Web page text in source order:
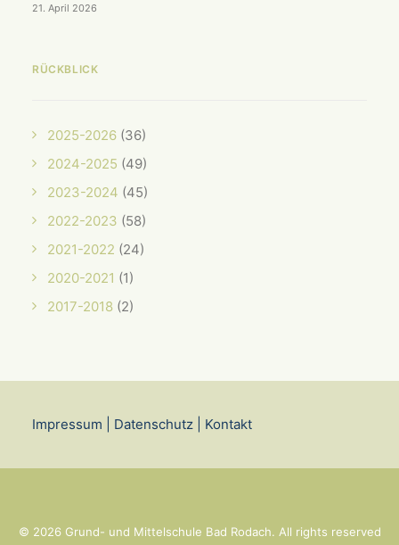
21. April 2026
RÜCKBLICK
2025-2026 (36)
2024-2025 (49)
2023-2024 (45)
2022-2023 (58)
2021-2022 (24)
2020-2021 (1)
2017-2018 (2)
Impressum Datenschutz Kontakt
© 2026 Grund- und Mittelschule Bad Rodach. All rights reserved